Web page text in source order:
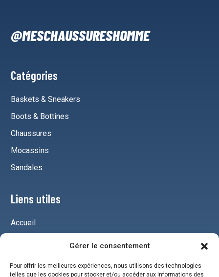
Gérer le consentement
Pour offrir les meilleures expériences, nous utilisons des technologies
telles que les cookies pour stocker et/ou accéder aux informations des
@MESCHAUSSURESHOMME
Catégories
Baskets & Sneakers
Boots & Bottines
Chaussures
Mocassins
Sandales
Liens utiles
Accueil
Chaussures pour homme